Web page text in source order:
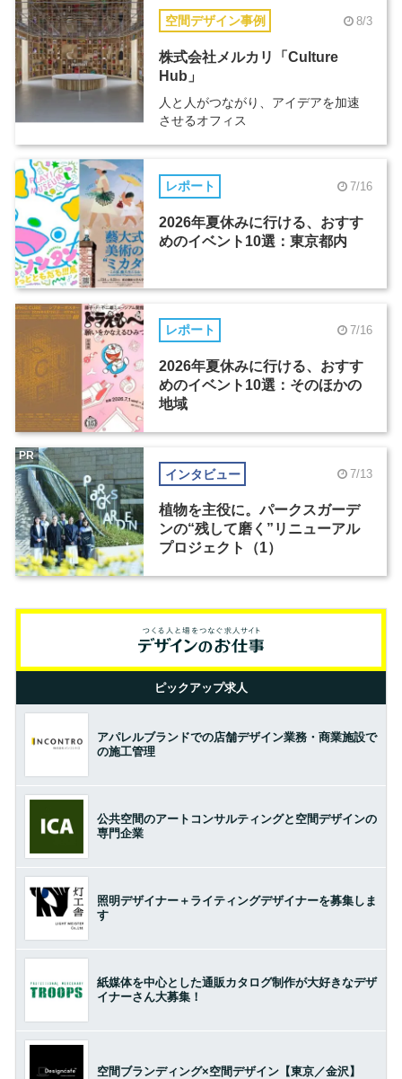
空間デザイン事例 8/3
株式会社メルカリ「Culture
Hub」
人と人がつながり、アイデアを加速
させるオフィス
レポート 7/16
2026年夏休みに行ける、おすす
めのイベント10選：東京都内
レポート 7/16
2026年夏休みに行ける、おすす
めのイベント10選：そのほかの
地域
インタビュー 7/13
植物を主役に。パークスガーデ
ンの“残して磨く”リニューアル
プロジェクト（1）
PR
ピックアップ求人
アパレルブランドでの店舗デザイン業務・商業施設で
の施工管理
公共空間のアートコンサルティングと空間デザインの
専門企業
照明デザイナー＋ライティングデザイナーを募集しま
す
紙媒体を中心とした通販カタログ制作が大好きなデザ
イナーさん大募集！
空間ブランディング×空間デザイン【東京／金沢】